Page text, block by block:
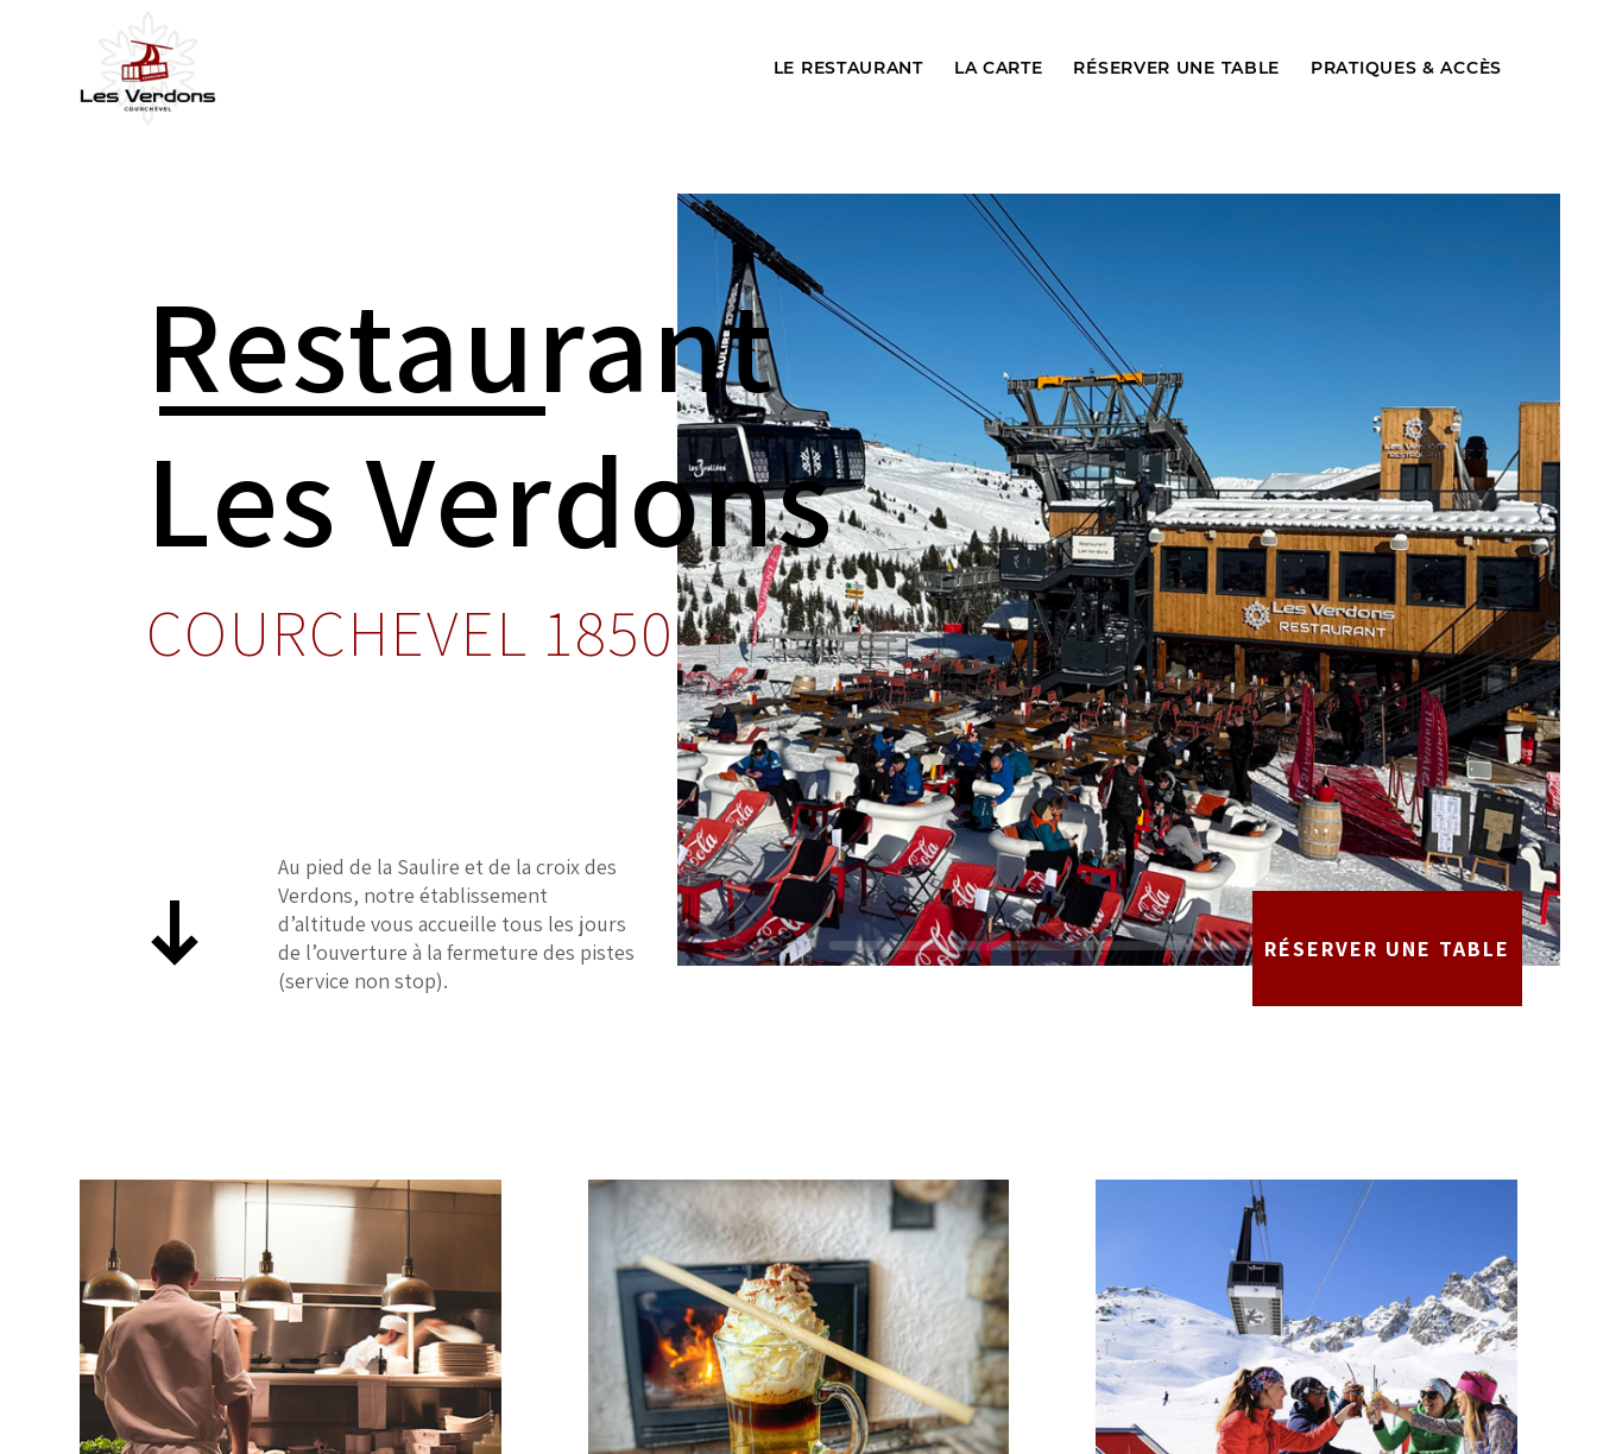
LE RESTAURANT LA CARTE RÉSERVER UNE TABLE PRATIQUES & ACCÈS
Restaurant
Les Verdons
COURCHEVEL 1850
Au pied de la Saulire et de la croix des
Verdons, notre établissement
d’altitude vous accueille tous les jours
de l’ouverture à la fermeture des pistes
(service non stop).
RÉSERVER UNE TABLE